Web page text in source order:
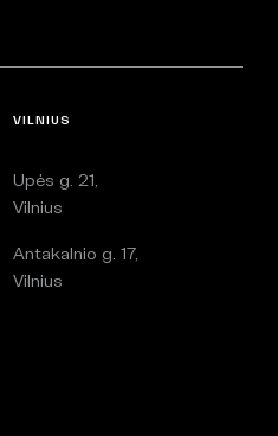
VILNIUS
Upės g. 21,
Vilnius
Antakalnio g. 17,
Vilnius